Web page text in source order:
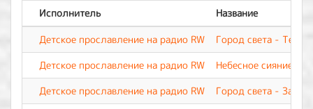
Исполнитель
Название
Детское прославление на радио RW
Город света - Тебя
Детское прославление на радио RW
Небесное сияние -
Детское прославление на радио RW
Город света - За